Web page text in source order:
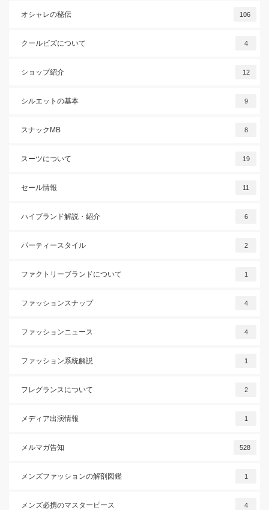
オシャレの秘伝 106
クールビズについて 4
ショップ紹介 12
シルエットの基本 9
スナックMB 8
スーツについて 19
セール情報 11
ハイブランド解説・紹介 6
パーティースタイル 2
ファクトリーブランドについて 1
ファッションスナップ 4
ファッションニュース 4
ファッション系統解説 1
フレグランスについて 2
メディア出演情報 1
メルマガ告知 528
メンズファッションの解剖図鑑 1
メンズ必携のマスターピース 4